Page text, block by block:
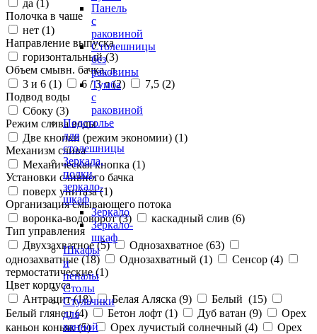
Панель
с
раковиной
Столешницы
без
раковины
Тумба
с
раковиной
Подстолье
для
столешницы
Зеркала,
полки,
зеркало-
шкаф
Зеркало
Зеркало-
шкаф
Шкафы
и
пеналы
Столы
Стульчики
для
ванной
да (1)
Полочка в чаше
нет (1)
Направление выпуска
горизонтальный (3)
Объем смывн. бачка, л
3 и 6 (1) 6 / 3 л (2) 7,5 (2)
Подвод воды
Сбоку (3)
Режим слива воды
Две кнопки (режим экономии) (1)
Механизм слива
Механическая кнопка (1)
Установки сливного бачка
поверх унитаза (1)
Организация смывающего потока
воронка-водоворот (3) каскадный слив (6)
Тип управления
Двухзахватное (5) Однозахватное (63)
однозахватные (18) Однозахватный (1) Сенсор (4)
термостатические (1)
Цвет корпуса
Антрацит (18) Белая Аляска (9) Белый (15)
Белый глянец (4) Бетон лофт (1) Дуб ватан (9)
Орех
каньон коньяк (5) Орех лучистый солнечный (4)
Орех